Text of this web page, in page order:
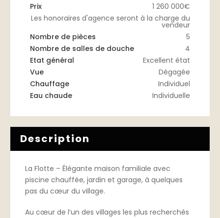
Prix
1 260 000€
Les honoraires d'agence seront à la charge du
vendeur
Nombre de pièces
5
Nombre de salles de douche
4
Etat général
Excellent état
Vue
Dégagée
Chauffage
Individuel
Eau chaude
Individuelle
Description
La Flotte – Élégante maison familiale avec
piscine chauffée, jardin et garage, à quelques
pas du cœur du village.
Au cœur de l’un des villages les plus recherchés